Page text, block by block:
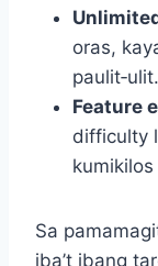
oras,
paulit‑ulit.
Feature
difficulty
Sa
iba’t ibang